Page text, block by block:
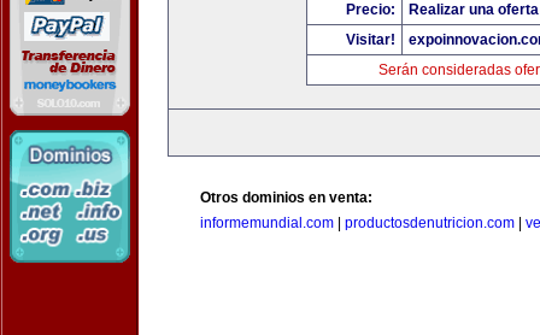
Precio:
Realizar una
Visitar!
Serán consideradas
Otros dominios en venta:
informemundial.com
productosdenutricion.com